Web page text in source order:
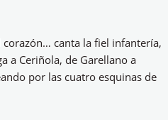
canta la fiel infantería,
a Ceriñola, de Garellano a
por las cuatro esquinas de